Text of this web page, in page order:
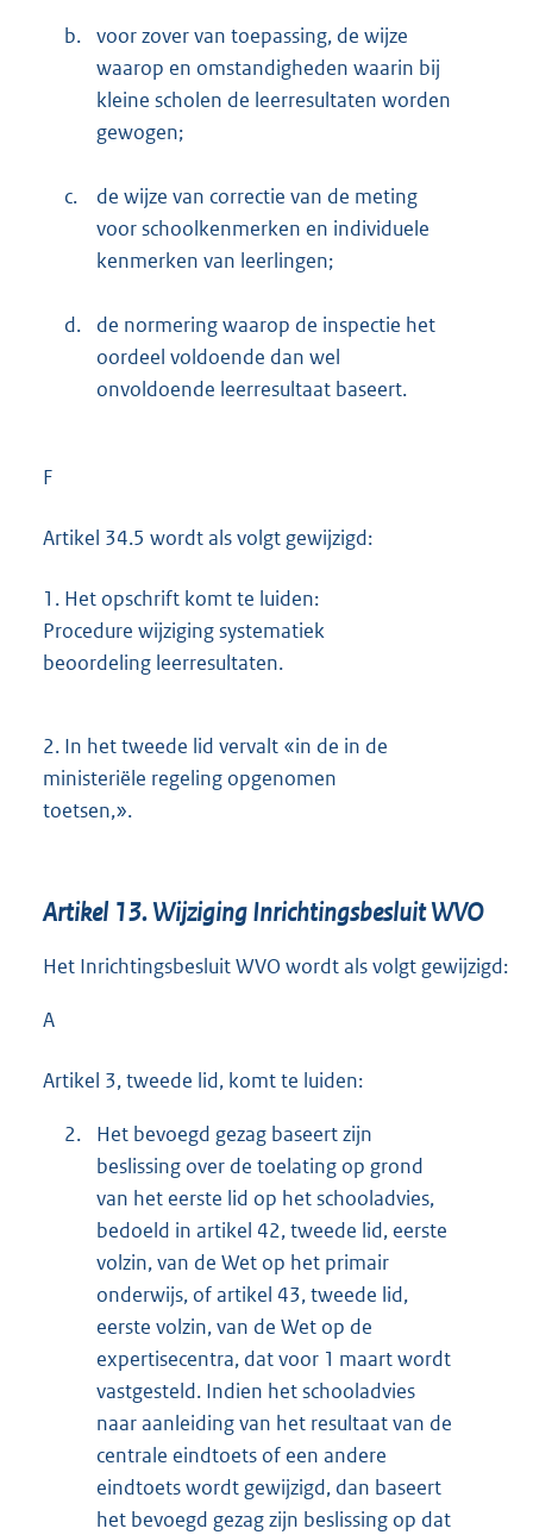
b. voor zover van toepassing, de wijze
waarop en omstandigheden waarin bij
kleine scholen de leerresultaten worden
gewogen;
c.
de wijze van correctie van de meting
voor schoolkenmerken en individuele
kenmerken van leerlingen;
d.
de normering waarop de inspectie het
oordeel voldoende dan wel
onvoldoende leerresultaat baseert.
F
Artikel 34.5 wordt als volgt gewijzigd:
1. Het opschrift komt te luiden:
Procedure wijziging systematiek
beoordeling leerresultaten.
2. In het tweede lid vervalt «in de in de
ministeriële regeling opgenomen
toetsen,».
Artikel 13. Wijziging Inrichtingsbesluit WVO
Het Inrichtingsbesluit WVO wordt als volgt gewijzigd:
A
Artikel 3, tweede lid, komt te luiden:
2.
Het bevoegd gezag baseert zijn
beslissing over de toelating op grond
van het eerste lid op het schooladvies,
bedoeld in artikel 42, tweede lid, eerste
volzin, van de Wet op het primair
onderwijs, of artikel 43, tweede lid,
eerste volzin, van de Wet op de
expertisecentra, dat voor 1 maart wordt
vastgesteld. Indien het schooladvies
naar aanleiding van het resultaat van de
centrale eindtoets of een andere
eindtoets wordt gewijzigd, dan baseert
het bevoegd gezag zijn beslissing op dat